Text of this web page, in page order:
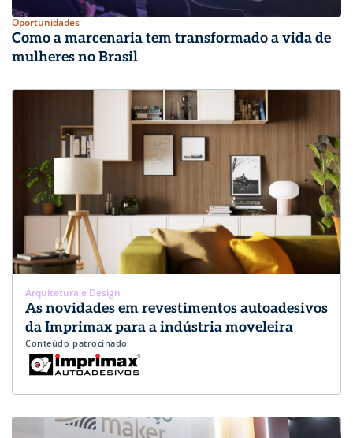
Oportunidades
Como a marcenaria tem transformado a vida de
mulheres no Brasil
Arquitetura e Design
As novidades em revestimentos autoadesivos
da Imprimax para a indústria moveleira
Conteúdo patrocinado